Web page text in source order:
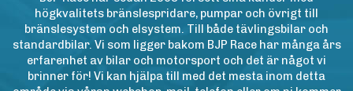
högkvalitets bränslespridare, pumpar och övrigt till
bränslesystem och elsystem. Till både tävlingsbilar och
standardbilar. Vi som ligger bakom BJP Race har många års
erfarenhet av bilar och motorsport och det är något vi
brinner för! Vi kan hjälpa till med det mesta inom detta